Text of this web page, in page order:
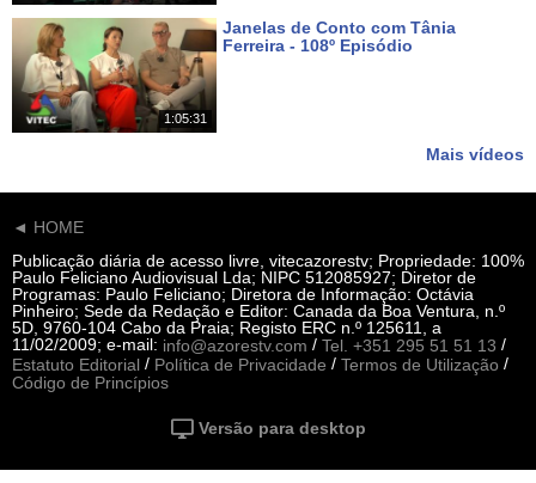
1:05:31
Janelas de Conto com Tânia
Ferreira - 108º Episódio
Mais vídeos
◄ HOME
Publicação diária de acesso livre, vitecazorestv; Propriedade: 100%
Paulo Feliciano Audiovisual Lda; NIPC 512085927; Diretor de
Programas: Paulo Feliciano; Diretora de Informação: Octávia
Pinheiro; Sede da Redação e Editor: Canada da Boa Ventura, n.º
5D, 9760-104 Cabo da Praia; Registo ERC n.º 125611, a
11/02/2009; e-mail: info@azorestv.com / Tel. +351 295 51 51 13 /
Estatuto Editorial / Política de Privacidade / Termos de Utilização /
Código de Princípios
Versão para desktop